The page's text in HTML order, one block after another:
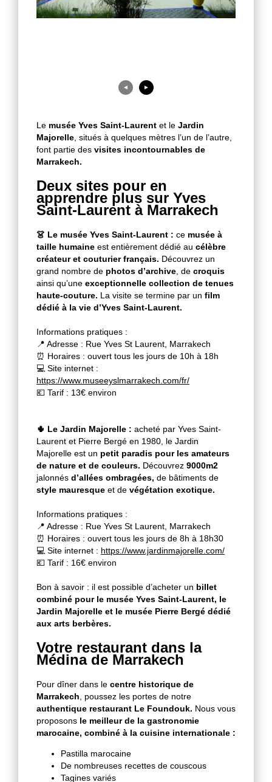
◄ ►
Le musée Yves Saint-Laurent et le Jardin
Majorelle , situés à quelques mètres l’un de l’autre,
font partie des visites incontournables de
Marrakech.
Deux sites pour en
apprendre plus sur Yves
Saint-Laurent à Marrakech
👗 Le musée Yves Saint-Laurent : ce musée à
taille humaine est entièrement dédié au célèbre
créateur et couturier français. Découvrez un
grand nombre de photos d’archive , de croquis
ainsi qu’une exceptionnelle collection de tenues
haute-couture. La visite se termine par un film
dédié à la vie d’Yves Saint-Laurent.
Informations pratiques :
📍 Adresse : Rue Yves St Laurent, Marrakech
⏰ Horaires : ouvert tous les jours de 10h à 18h
💻 Site internet :
https://www.museeyslmarrakech.com/fr/
💶 Tarif : 13€ environ
🌵 Le Jardin Majorelle : acheté par Yves Saint-
Laurent et Pierre Bergé en 1980, le Jardin
Majorelle est un petit paradis pour les amateurs
de nature et de couleurs. Découvrez 9000m2
jalonnés d’allées ombragées, de bâtiments de
style mauresque et de végétation exotique.
Informations pratiques :
📍 Adresse : Rue Yves St Laurent, Marrakech
⏰ Horaires : ouvert tous les jours de 8h à 18h30
💻 Site internet : https://www.jardinmajorelle.com/
💶 Tarif : 16€ environ
Bon à savoir : il est possible d’acheter un billet
combiné pour le musée Yves Saint-Laurent, le
Jardin Majorelle et le musée Pierre Bergé dédié
aux arts berbères.
Votre restaurant dans la
Médina de Marrakech
Pour dîner dans le centre historique de
Marrakech , poussez les portes de notre
authentique restaurant Le Foundouk. Nous vous
proposons le meilleur de la gastronomie
marocaine, combiné à la cuisine internationale :
Pastilla marocaine
De nombreuses recettes de couscous
Tagines variés